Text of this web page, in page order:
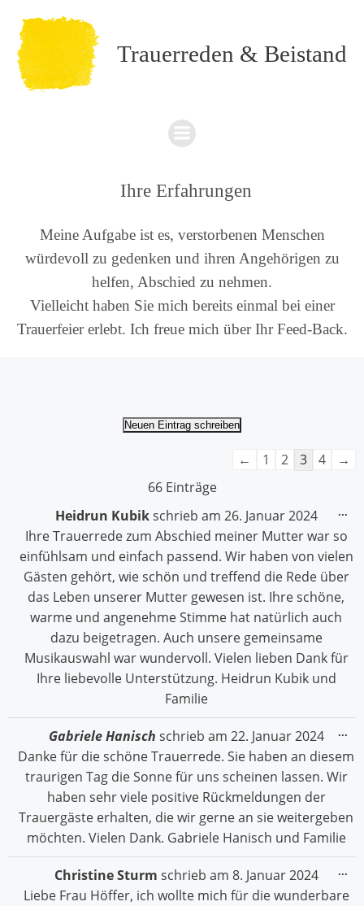
springen
Trauerreden & Beistand
Ihre Erfahrungen
Meine Aufgabe ist es, verstorbenen Menschen
würdevoll zu gedenken und ihren Angehörigen zu
helfen, Abschied zu nehmen.
Vielleicht haben Sie mich bereits einmal bei einer
Trauerfeier erlebt. Ich freue mich über Ihr Feed-Back.
Navigation
← 1 2 3 4
→
66 Einträge
Heidrun Kubikschrieb am 26. Januar 2024
Ihre Trauerrede zum Abschied meiner Mutter war so
einfühlsam und einfach passend. Wir haben von vielen
Gästen gehört, wie schön und treffend die Rede über
das Leben unserer Mutter gewesen ist. Ihre schöne,
warme und angenehme Stimme hat natürlich auch
dazu beigetragen. Auch unsere gemeinsame
Musikauswahl war wundervoll. Vielen lieben Dank für
Ihre liebevolle Unterstützung. Heidrun Kubik und
Familie
...
Gabriele Hanisch schrieb am 22. Januar 2024
Danke für die schöne Trauerrede. Sie haben an diesem
traurigen Tag die Sonne für uns scheinen lassen. Wir
haben sehr viele positive Rückmeldungen der
Trauergäste erhalten, die wir gerne an sie weitergeben
möchten. Vielen Dank. Gabriele Hanisch und Familie
...
Christine Sturm schrieb am 8. Januar 2024
Liebe Frau Höffer, ich wollte mich für die wunderbare
...